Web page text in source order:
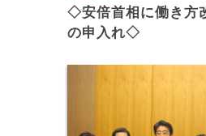
◇安倍首相に働き方
の申入れ◇